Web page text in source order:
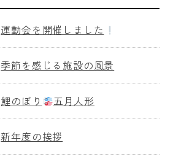
運動会を開催しました
季節を感じる施設の風景
鯉のぼり 五月人形
新年度の挨拶